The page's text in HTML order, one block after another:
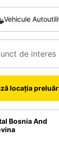
Vehicule
locația
Bosnia And